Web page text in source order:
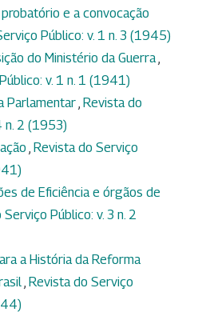
e a convocação
Público: v. 1 n. 3 (1945)
do Ministério da Guerra,
v. 1 n. 1 (1941)
Parlamentar, Revista do
n. 2 (1953)
, Revista do Serviço
de Eficiência e órgãos de
Serviço Público: v. 3 n. 2
a História da Reforma
, Revista do Serviço